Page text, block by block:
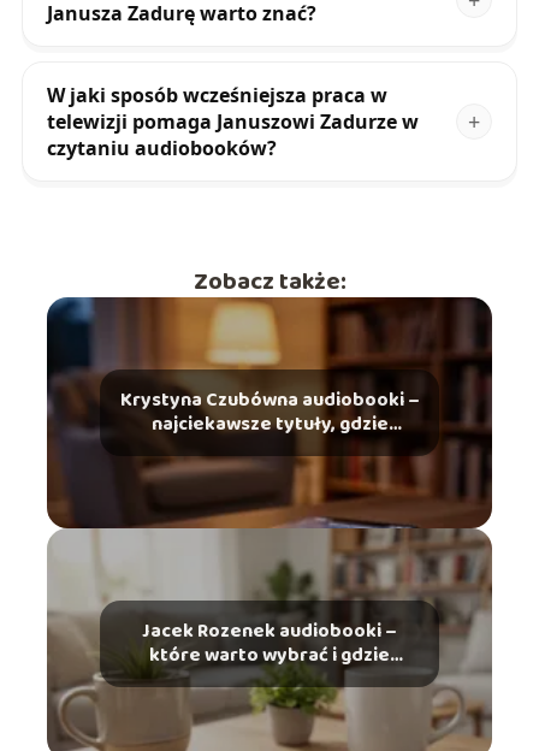
Janusza Zadurę warto znać?
W jaki sposób wcześniejsza praca w
telewizji pomaga Januszowi Zadurze w
czytaniu audiobooków?
Zobacz także:
Krystyna Czubówna audiobooki –
najciekawsze tytuły, gdzie
słuchać
Jacek Rozenek audiobooki –
które warto wybrać i gdzie
słuchać?